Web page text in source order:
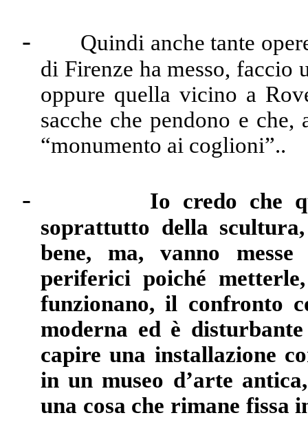
-
Quindi anche tante
di Firenze ha messo, faccio
oppure quella vicino a
sacche che pendono e
“monumento ai coglioni”..
-
Io credo che
soprattutto della
bene, ma, vanno
periferici poiché
funzionano, il confronto
moderna ed è
capire una installazione
in un museo d’arte
una cosa che rimane fissa